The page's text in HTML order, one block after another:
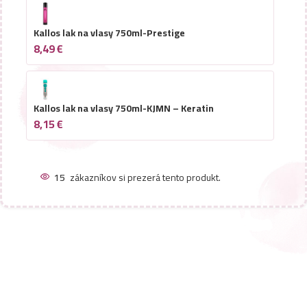
Kallos lak na vlasy 750ml-Prestige
8,49€
Kallos lak na vlasy 750ml-KJMN – Keratin
8,15€
15 zákazníkov si prezerá tento produkt.